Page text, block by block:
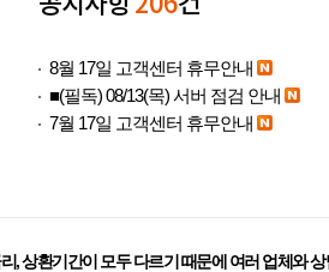
8월 17일 고객센터 휴무안내
■(필독) 08/13(목) 서버 점검 안내
7월 17일 고객센터 휴무안내
, 상환기간이 모두 다르기 때문에 여러 업체와